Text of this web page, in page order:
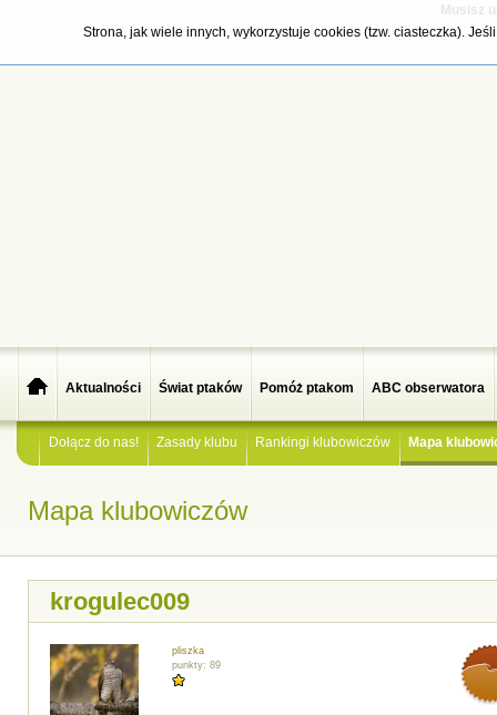
Strona, jak wiele innych, wykorzystuje cookies (tzw. ciasteczka).
Musisz
Aktualności Świat ptaków Pomóż ptakom ABC obserwatora
Dołącz do nas! Zasady klubu Rankingi klubowiczów Mapa
Mapa klubowiczów
krogulec009
pliszka
punkty: 89